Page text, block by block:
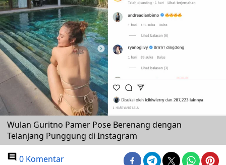
Wulan Guritno Pamer Pose Berenang dengan
Telanjang Punggung di Instagram
0 Komentar